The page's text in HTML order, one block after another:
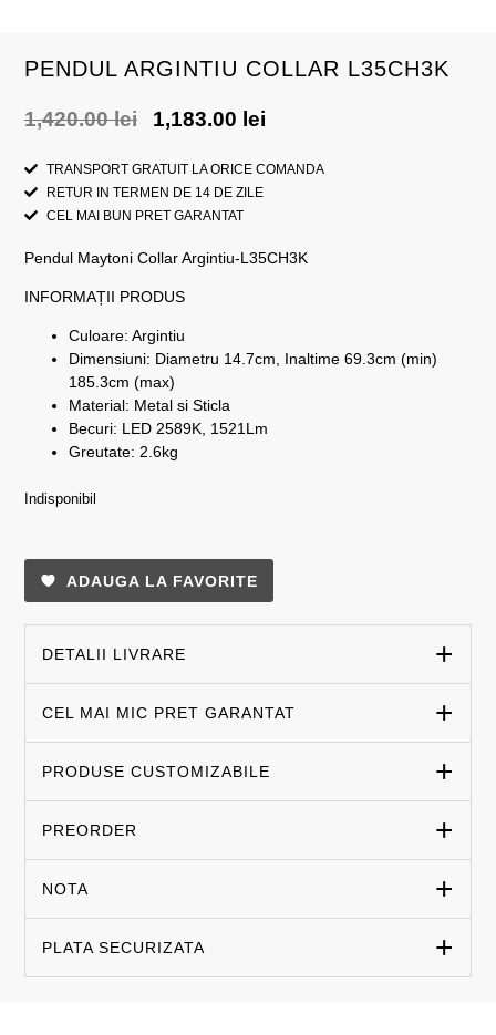
PENDUL ARGINTIU COLLAR L35CH3K
1,420.00lei 1,183.00 lei
TRANSPORT GRATUIT LA ORICE COMANDA
RETUR IN TERMEN DE 14 DE ZILE
CEL MAI BUN PRET GARANTAT
Pendul Maytoni Collar Argintiu-L35CH3K
INFORMAȚII PRODUS
Culoare: Argintiu
Dimensiuni: Diametru 14.7cm, Inaltime 69.3cm (min)
185.3cm (max)
Material: Metal si Sticla
Becuri: LED 2589K, 1521Lm
Greutate: 2.6kg
Indisponibil
ADAUGA LA FAVORITE
DETALII LIVRARE
CEL MAI MIC PRET GARANTAT
PRODUSE CUSTOMIZABILE
PREORDER
NOTA
PLATA SECURIZATA